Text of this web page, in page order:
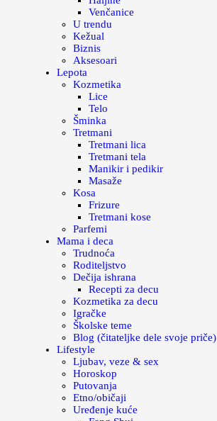
Venčanice
U trendu
Kežual
Biznis
Aksesoari
Lepota
Kozmetika
Lice
Telo
Šminka
Tretmani
Tretmani lica
Tretmani tela
Manikir i pedikir
Masaže
Kosa
Frizure
Tretmani kose
Parfemi
Mama i deca
Trudnoća
Roditeljstvo
Dečija ishrana
Recepti za decu
Kozmetika za decu
Igračke
Školske teme
Blog (čitateljke dele svoje priče)
Lifestyle
Ljubav, veze & sex
Horoskop
Putovanja
Etno/običaji
Uređenje kuće
Magazin